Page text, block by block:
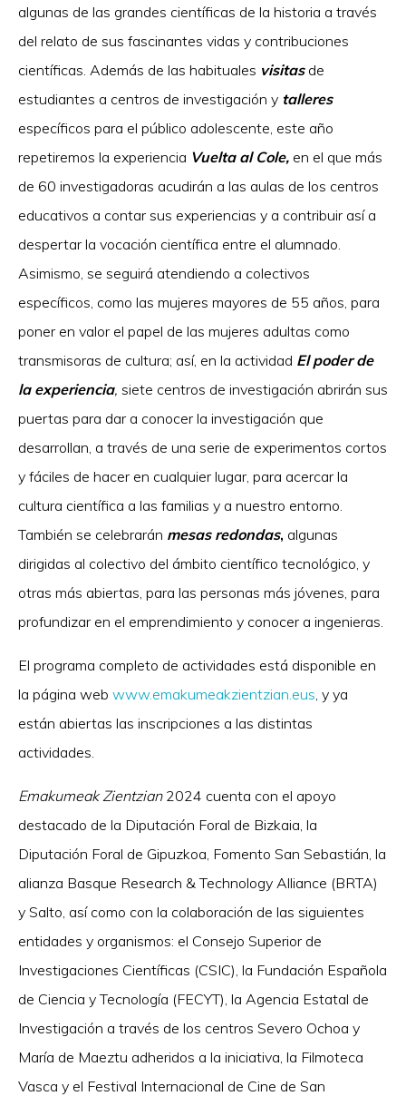
algunas de las grandes científicas de la historia a través
del relato de sus fascinantes vidas y contribuciones
científicas. Además de las habituales visitas de
estudiantes a centros de investigación y talleres
específicos para el público adolescente, este año
repetiremos la experiencia Vuelta al Cole, en el que más
de 60 investigadoras acudirán a las aulas de los centros
educativos a contar sus experiencias y a contribuir así a
despertar la vocación científica entre el alumnado.
Asimismo, se seguirá atendiendo a colectivos
específicos, como las mujeres mayores de 55 años, para
poner en valor el papel de las mujeres adultas como
transmisoras de cultura; así, en la actividad El poder de
la experiencia, siete centros de investigación abrirán sus
puertas para dar a conocer la investigación que
desarrollan, a través de una serie de experimentos cortos
y fáciles de hacer en cualquier lugar, para acercar la
cultura científica a las familias y a nuestro entorno.
También se celebrarán mesas redondas, algunas
dirigidas al colectivo del ámbito científico tecnológico, y
otras más abiertas, para las personas más jóvenes, para
profundizar en el emprendimiento y conocer a ingenieras.
El programa completo de actividades está disponible en
la página web www.emakumeakzientzian.eus , y ya
están abiertas las inscripciones a las distintas
actividades.
Emakumeak Zientzian 2024 cuenta con el apoyo
destacado de la Diputación Foral de Bizkaia, la
Diputación Foral de Gipuzkoa, Fomento San Sebastián, la
alianza Basque Research & Technology Alliance (BRTA)
y Salto, así como con la colaboración de las siguientes
entidades y organismos: el Consejo Superior de
Investigaciones Científicas (CSIC), la Fundación Española
de Ciencia y Tecnología (FECYT), la Agencia Estatal de
Investigación a través de los centros Severo Ochoa y
María de Maeztu adheridos a la iniciativa, la Filmoteca
Vasca y el Festival Internacional de Cine de San